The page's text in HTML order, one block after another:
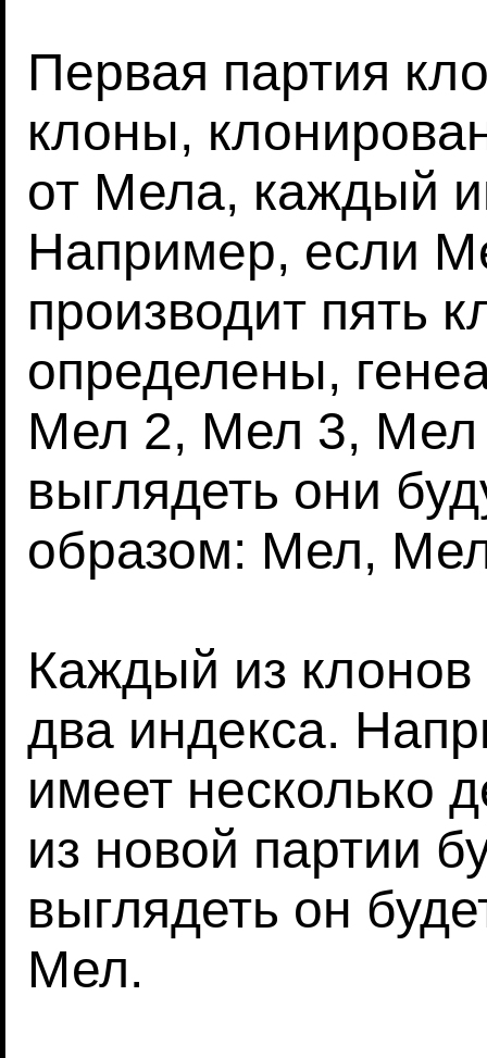
Первая партия
клоны,
от Мела, каждый
Например, если
производит пять
определены,
Мел 2, Мел 3,
выглядеть они
образом: Мел,
Каждый из клонов
два индекса.
имеет несколько
из новой партии
выглядеть он
Мел.